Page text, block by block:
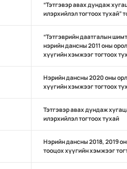
“Тэтгэвэр авах дундаж
илэрхийлэл тогтоох тухай”
“Тэтгэврийн даатгалын
нэрийн дансны 2011 оны
хүүгийн хэмжээг тогтоох
Нэрийн дансны 2020 оны
хүүгийн хэмжээг тогтоох
Тэтгэвэр авах дундаж
илэрхийлэл тогтоох тухай
Нэрийн дансны 2018, 2019
тооцох хүүгийн хэмжээг